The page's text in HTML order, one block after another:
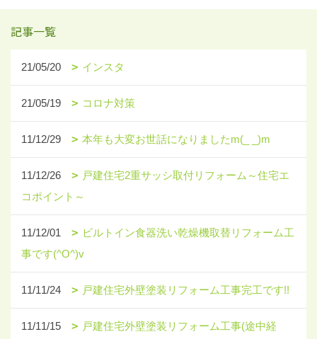
記事一覧
21/05/20 インスタ
21/05/19 コロナ対策
11/12/29 本年も大変お世話になりましたm(_ _)m
11/12/26
戸建住宅2重サッシ取付リフォーム～住宅エ
コポイント～
11/12/01
ビルトイン食器洗い乾燥機取替リフォーム工
事です(^O^)v
11/11/24 戸建住宅外壁塗装リフォーム工事完工です!!
11/11/15
戸建住宅外壁塗装リフォーム工事(途中経